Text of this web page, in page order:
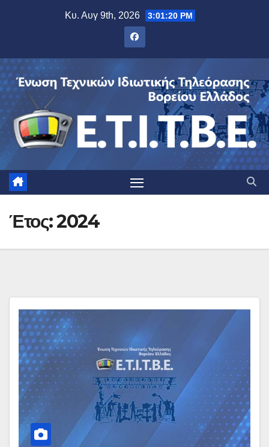
Κυ. Αυγ 9th, 2026 3:01:21 PM
Έτος:2024